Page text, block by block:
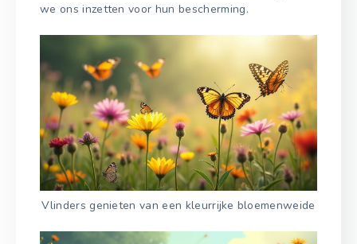
we ons inzetten voor hun bescherming.
Vlinders genieten van een kleurrijke bloemenweide